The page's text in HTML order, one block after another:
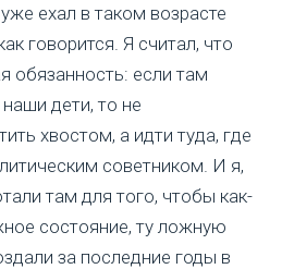
ехал в таком возрасте
говорится. Я считал, что
обязанность: если там
дети, то не
хвостом, а идти туда, где
советником. И я,
там для того, чтобы как-
состояние, ту ложную
за последние годы в